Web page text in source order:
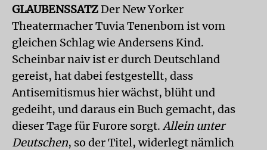
GLAUBENSSATZDer New Yorker
Theatermacher Tuvia Tenenbom ist vom
gleichen Schlag wie Andersens Kind.
Scheinbar naiv ist er durch Deutschland
gereist, hat dabei festgestellt, dass
Antisemitismus hier wächst, blüht und
gedeiht, und daraus ein Buch gemacht, das
dieser Tage für Furore sorgt. Allein unter
Deutschen, so der Titel, widerlegt nämlich